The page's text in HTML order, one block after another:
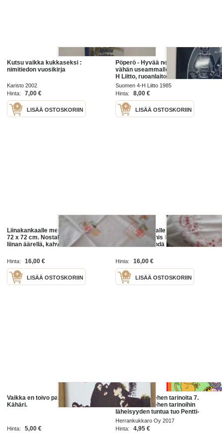
Kutsu vaikka kukkaseksi :
nimitiedon vuosikirja
Karisto 2002
Hinta:
7,00 €
LISÄÄ OSTOSKORIIN
Pöperö - Hyvää neljälle ja vaikka
vähän useammallekin - Suomen 4-
H Liitto, ruoanlaiton alkeet ja
muutakin keittiötoimintaa -cook
book
Suomen 4-H Liitto 1985
Hinta:
8,00 €
LISÄÄ OSTOSKORIIN
Liinakankaalle merkattu liina. Koko
72 x 72 cm. Nostalgista istuskelua
liinan äärellä, kahvin, teen tai
Hinta: 16,00 €
LISÄÄ OSTOSKORIIN
Pumpulikankaalle merkattu
todellakin kaunis liina. Koko 70x70
cm. Kelpaa tehdä kahvikattaus
Hinta: 16,00 €
LISÄÄ OSTOSKORIIN
Vaikka en toivo paluuta / Iris
Kähäri.
Hinta: 5,00 €
Onnellisen miehen tarinoita 7.
Onnellisen miehen tarinoihin
läheisyyden tuntua tuo Pentti-
Oskarin tuntemien ihmisten nimet,
vaikka heitä ei tunnekaan
Herrankukkaro Oy 2017
Hinta:
4,95 €